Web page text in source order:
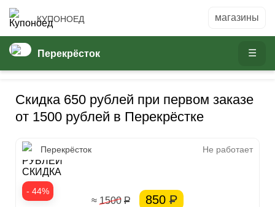
КУПОНОЕД
Перекрёсток
Скидка 650 рублей при первом заказе
от 1500 рублей в Перекрёстке
- 44%
650
РУБЛЕЙ
СКИДКА
Перекрёсток Не работает
≈ 1500 Р 850 Р